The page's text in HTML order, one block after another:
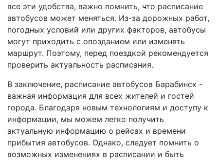
все эти удобства, важно помнить, что расписание
автобусов может меняться. Из-за дорожных работ,
погодных условий или других факторов, автобусы
могут приходить с опозданием или изменять
маршрут. Поэтому, перед поездкой рекомендуется
проверить актуальность расписания.
В заключение, расписание автобусов Барабинск -
важная информация для всех жителей и гостей
города. Благодаря новым технологиям и доступу к
информации, мы можем легко получить
актуальную информацию о рейсах и времени
прибытия автобусов. Однако, следует помнить о
возможных изменениях в расписании и быть